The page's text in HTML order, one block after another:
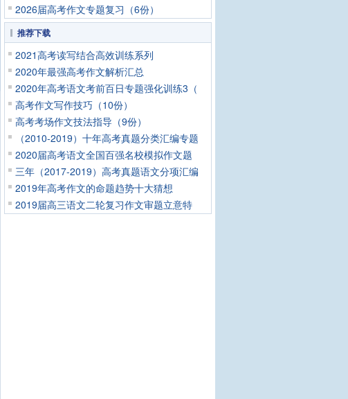
2026届高考作文专题复习（6份）
推荐下载
2021高考读写结合高效训练系列
2020年最强高考作文解析汇总
2020年高考语文考前百日专题强化训练3（
高考作文写作技巧（10份）
高考考场作文技法指导（9份）
（2010-2019）十年高考真题分类汇编专题
2020届高考语文全国百强名校模拟作文题
三年（2017-2019）高考真题语文分项汇编
2019年高考作文的命题趋势十大猜想
2019届高三语文二轮复习作文审题立意特